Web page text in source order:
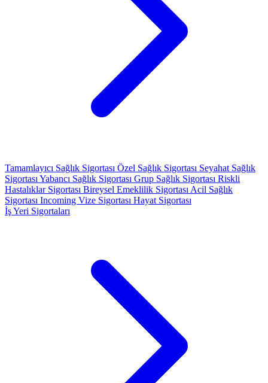
Tamamlayıcı Sağlık Sigortası Özel Sağlık Sigortası Seyahat Sağlık
Sigortası Yabancı Sağlık Sigortası Grup Sağlık Sigortası Riskli
Hastalıklar Sigortası Bireysel Emeklilik Sigortası Acil Sağlık
Sigortası Incoming Vize Sigortası Hayat Sigortası
İş Yeri Sigortaları